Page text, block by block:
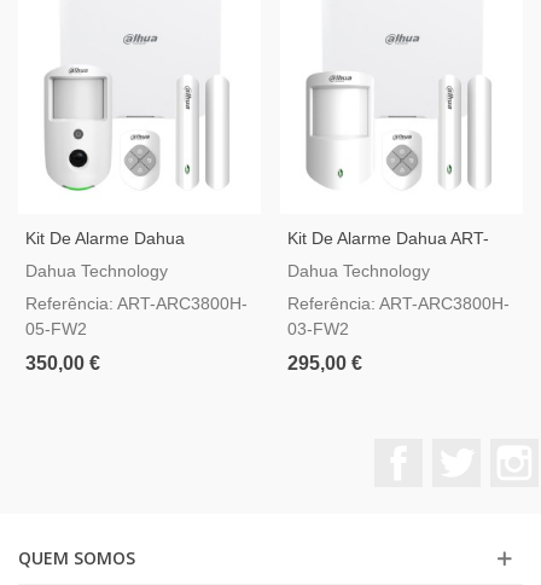
Kit De Alarme Dahua
AirShield ART-ARC3800H-05-
Dahua Technology
Referência: ART-ARC3800H-
05-FW2
350,00 €
Kit De Alarme Dahua ART-
ARC3800H-03-FW2
Dahua Technology
Referência: ART-ARC3800H-
03-FW2
295,00 €
QUEM SOMOS